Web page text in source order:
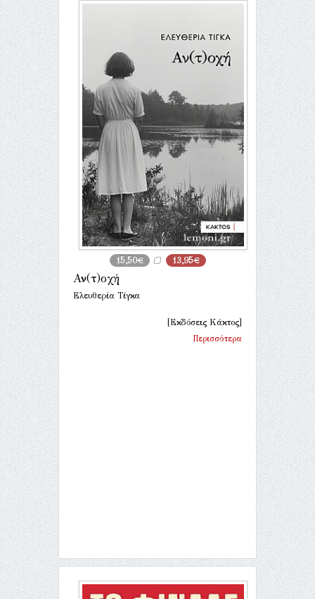
15,50€ 13,95€
Αν(τ)οχή
Ελευθερία Τίγκα
[Εκδόσεις Κάκτος]
Περισσότερα